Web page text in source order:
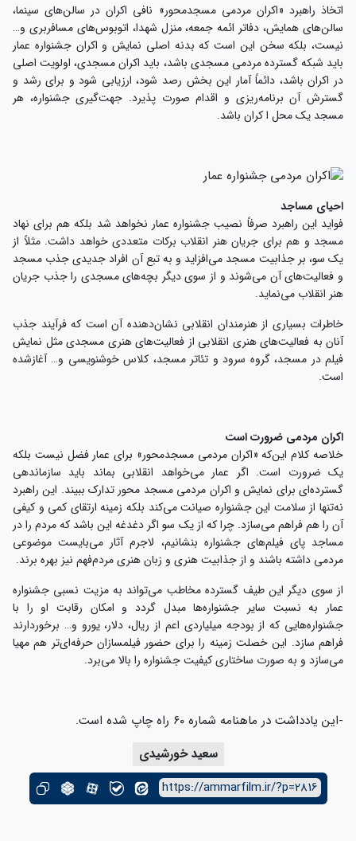
اتخاذ راهبرد «اکران مردمی مسجدمحور» نافی اکران در سالن‌های سینما،
سالن‌های همایش، دفاتر ائمه جمعه، منزل شهدا، اتوبوس‌های مسافربری و…
نیست، بلکه سخن این است که بدنه اصلی نمایش و اکران جشنواره عمار
باید شبکه گسترده مردمی مسجدی باشد، باید اکران مسجدی، اولویت اصلی
در اکران باشد، دائماً آمار این بخش رصد شود، ارزیابی شود و برای رشد و
گسترش آن برنامه‌ریزی و اقدام صورت پذیرد. جهت‌گیری جشنواره، هر
مسجد یک محل ا کران باشد.
احیای مساجد
فواید این راهبرد صرفاً نصیب جشنواره عمار نخواهد شد بلکه هم برای نهاد
مسجد و هم برای جریان هنر انقلاب برکات متعددی خواهد داشت. مثلاً از
یک سو، بر جذابیت مسجد می‌افزاید و به تبع آن افراد جدیدی جذب مسجد
و فعالیت‌های آن می‌شوند و از سوی دیگر بچه‌های مسجدی را جذب جریان
هنر انقلاب می‌نماید.
خاطرات بسیاری از هنرمندان انقلابی نشان‌دهنده آن است که فرآیند جذب
آنان به فعالیت‌های هنری انقلابی از فعالیت‌های هنری مسجدی مثل نمایش
فیلم در مسجد، گروه سرود و تئاتر مسجد، کلاس خوشنویسی و… آغازشده
است.
اکران مردمی ضرورت است
خلاصه کلام این‌که «اکران مردمی مسجدمحور» برای عمار فضل نیست بلکه
یک ضرورت است. اگر عمار می‌خواهد انقلابی بماند باید سازماندهی
گسترده‌ای برای نمایش و اکران مردمی مسجد محور تدارک ببیند. این راهبرد
نه‌تنها از سلامت این جشنواره صیانت می‌کند بلکه زمینه ارتقای کمی و کیفی
آن را هم فراهم می‌سازد. چرا که از یک سو اگر دغدغه این باشد که مردم را در
مساجد پای فیلم‌های جشنواره بنشانیم، لاجرم آثار می‌بایست موضوعی
مردمی داشته باشند و از جذابیت هنری و زبان هنری مردم‌فهم نیز بهره برند.
از سوی دیگر این طیف گسترده مخاطب می‌تواند به مزیت نسبی جشنواره
عمار به نسبت سایر جشنواره‌ها مبدل گردد و امکان رقابت او را با
جشنواره‌هایی که از بودجه میلیاردی اعم از ریال، دلار، یورو و… برخوردارند
فراهم سازد. این خصلت زمینه را برای حضور فیلمسازان حرفه‌‌ای‌تر هم مهیا
می‌سازد و به صورت ساختاری کیفیت جشنواره را بالا می‌برد.
-این یادداشت در ماهنامه شماره ۶۰ راه چاپ شده است.
سعید خورشیدی
https://ammarfilm.ir/?p=2816